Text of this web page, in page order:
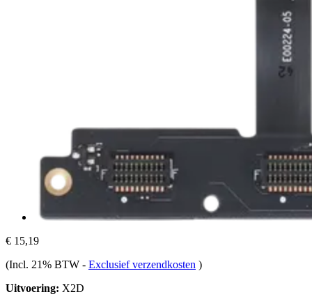
€ 15,19
(Incl. 21% BTW - Exclusief verzendkosten )
Uitvoering: X2D